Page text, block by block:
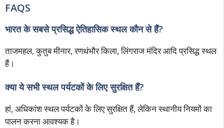
FAQS
भारत के सबसे प्रसिद्ध ऐतिहासिक स्थल कौन से हैं?
ताजमहल, कुतुब मीनार, रणथंभौर किला, लिंगराज मंदिर आदि प्रसिद्ध स्थल
हैं।
क्या ये सभी स्थल पर्यटकों के लिए सुरक्षित हैं?
हां, अधिकांश स्थल पर्यटकों के लिए सुरक्षित हैं, लेकिन स्थानीय नियमों का
पालन करना आवश्यक है।